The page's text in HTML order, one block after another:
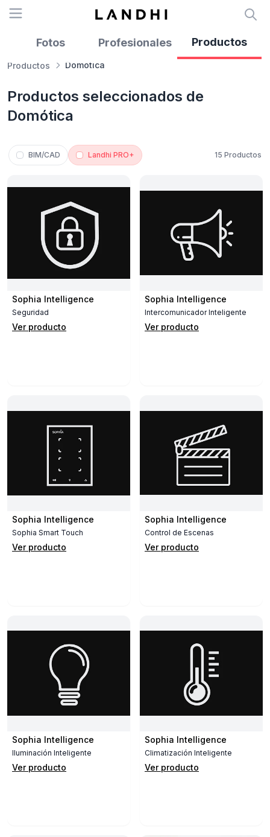
Open menu
Fotos Profesionales Productos
Productos Domotica
Productos seleccionados de
Domótica
BIM/CAD Landhi PRO+ 15 Productos
Sophia Intelligence
Seguridad
Ver producto
Sophia Intelligence
Intercomunicador Inteligente
Ver producto
Sophia Intelligence
Sophia Smart Touch
Ver producto
Sophia Intelligence
Control de Escenas
Ver producto
Sophia Intelligence
Iluminación Inteligente
Ver producto
Sophia Intelligence
Climatización Inteligente
Ver producto
RECIBÍ NUESTRO
NEWSLETTER!
empresas y productos de arquitectura y